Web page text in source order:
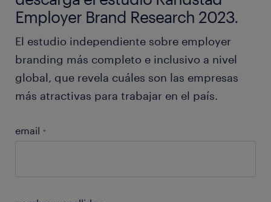
Employer Brand Research 2023.
El estudio independiente sobre employer
branding más completo e inclusivo a nivel
global, que revela cuáles son las empresas
más atractivas para trabajar en el país.
email *